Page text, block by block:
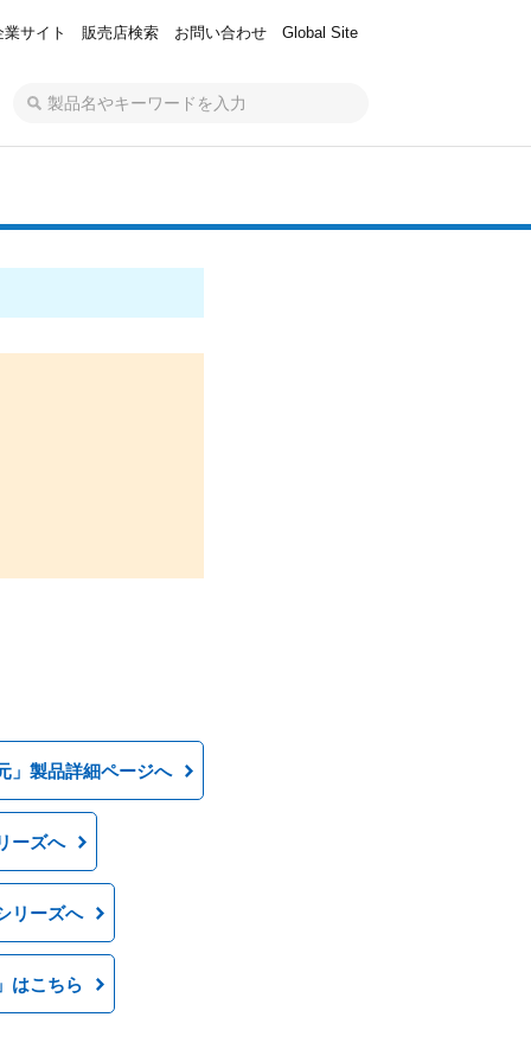
業サイト 販売店検索 お問い合わせ Global Site
」製品詳細ページへ
ーズへ
リーズへ
はこちら